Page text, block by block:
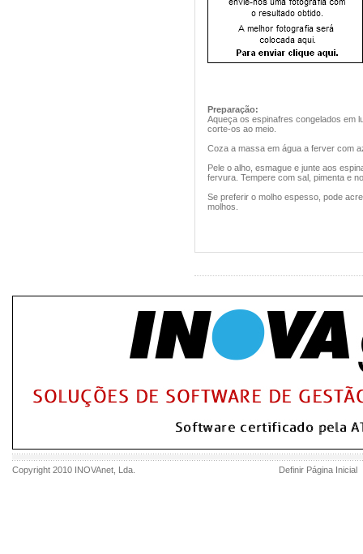
Preparação:
Aqueça os espinafres congelados em
corte-os ao meio.
Coza a massa em água a ferver com
Pele o alho, esmague e junte aos
fervura. Tempere com sal, pimenta e
Se preferir o molho espesso, pode
molhos.
Copyright 2010 INOVAnet , Lda. Definir Página Inicial